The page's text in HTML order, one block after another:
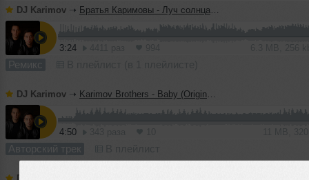
DJ Karimov ➝ Братья Каримовы - Луч солнца золотого (Original Mix)
3:24
Ремикс
DJ Karimov ➝ Karimov Brothers - Baby (Original Mix)
4:50
Авторский трек